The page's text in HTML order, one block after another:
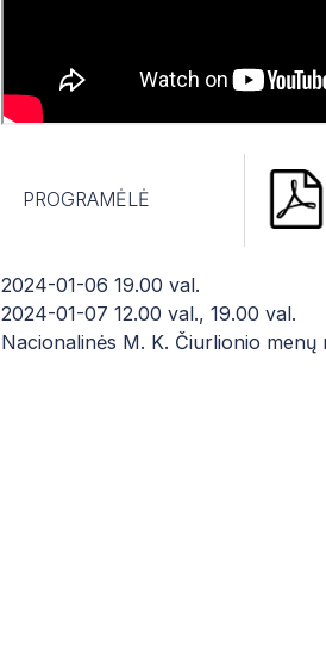
PROGRAMĖLĖ
2024-01-06 19.00 val.
2024-01-07 12.00 val., 19.00 val.
Nacionalinės M. K. Čiurlionio menų